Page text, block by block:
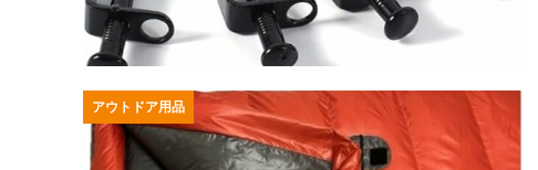
アウトドア用品